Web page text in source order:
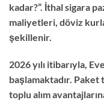
kadar?”. İthal sigara
maliyetleri, döviz
şekillenir.
2026 yılı itibarıyla,
başlamaktadır. Paket
toplu alım